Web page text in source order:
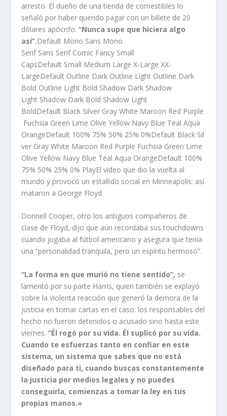
arresto. El dueño de una tienda de comestibles lo
señaló por haber querido pagar con un billete de 20
dólares apócrifo.“Nunca supe que hiciera algo
así”.Default Mono Sans Mono
Serif Sans Serif Comic Fancy Small
CapsDefault Small Medium Large X-Large XX-
LargeDefault Outline Dark Outline Light Outline Dark
Bold Outline Light Bold Shadow Dark Shadow
Light Shadow Dark Bold Shadow Light
BoldDefault Black Silver Gray White Maroon Red Purple
Fuchsia Green Lime Olive Yellow Navy Blue Teal Aqua
OrangeDefault 100% 75% 50% 25% 0%Default Black Sil
ver Gray White Maroon Red Purple Fuchsia Green Lime
Olive Yellow Navy Blue Teal Aqua OrangeDefault 100%
75% 50% 25% 0% PlayEl video que dio la vuelta al
mundo y provocó un estallido social en Minneapolis: así
mataron a George Floyd
Donnell Cooper, otro los antiguos compañeros de
clase de Floyd, dijo que aún recordaba sus touchdowns
cuando jugaba al fútbol americano y asegura que tenía
una “personalidad tranquila, pero un espíritu hermoso”.
“La forma en que murió no tiene sentido”, se
lamentó por su parte Harris, quien también se explayó
sobre la violenta reacción que generó la demora de la
justicia en tomar cartas en el caso: los responsables del
hecho no fueron detenidos o acusado sino hasta este
viernes.“Él rogó por su vida. Él suplicó por su vida.
Cuando te esfuerzas tanto en confiar en este
sistema, un sistema que sabes que no está
diseñado para ti, cuando buscas constantemente
la justicia por medios legales y no puedes
conseguirla, comienzas a tomar la ley en tus
propias manos.»